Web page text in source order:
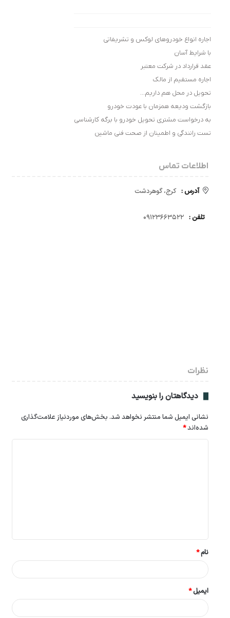
اجاره انواع خودروهای لوکس و تشریفاتی
با شرایط آسان
عقد قرارداد در شرکت معتبر
اجاره مستقیم از مالک
تحویل در محل هم داریم…
بازگشت ودیعه همزمان با عودت خودرو
به درخواست مشتری تحویل خودرو با برگه کارشناسی
تست رانندگی و اطمینان از صحت فنی ماشین
اطلاعات تماس
آدرس : کرج، گوهردشت
تلفن : ۰۹۱۲۳۶۶۳۵۲۲
نظرات
دیدگاهتان را بنویسید
نشانی ایمیل شما منتشر نخواهد شد. بخش‌های موردنیاز علامت‌گذاری
شده‌اند*
*
نام*
ایمیل*